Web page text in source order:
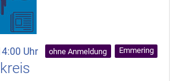
Uhr ohne Anmeldung Emmering